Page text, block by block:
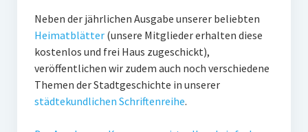
Historischer Weinberg
Von der Idee zur Umsetzung
Bildstock des Hl. Urban
Neben der jährlichen Ausgabe unserer beliebten
Heimatblätter(unsere Mitglieder erhalten diese
kostenlos und frei Haus zugeschickt),
veröffentlichen wir zudem auch noch verschiedene
Themen der Stadtgeschichte in unserer
städtekundlichen Schriftenreihe.